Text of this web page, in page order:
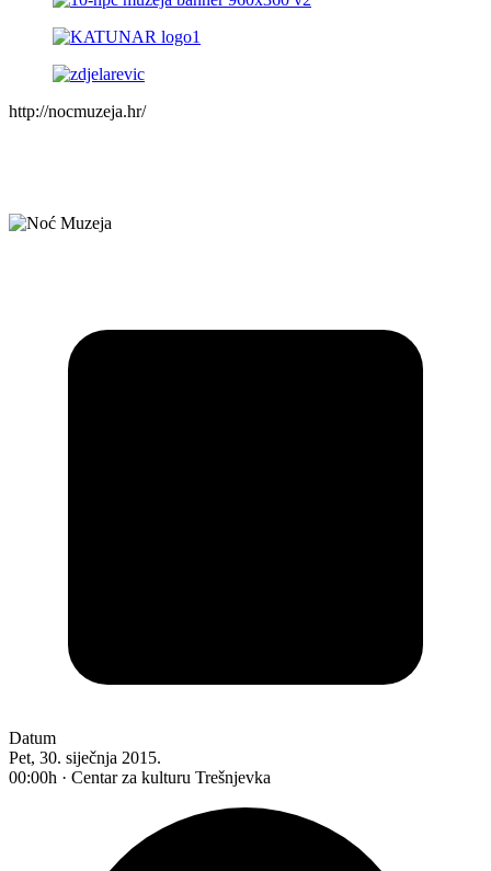
http://nocmuzeja.hr/
Datum
Pet, 30. siječnja 2015.
00:00h · Centar za kulturu Trešnjevka